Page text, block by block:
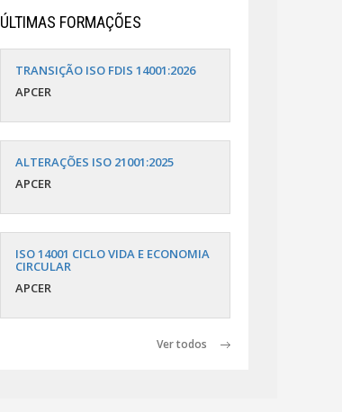
ÚLTIMAS FORMAÇÕES
TRANSIÇÃO ISO FDIS 14001:2026
APCER
ALTERAÇÕES ISO 21001:2025
APCER
ISO 14001 CICLO VIDA E ECONOMIA
CIRCULAR
APCER
Ver todos